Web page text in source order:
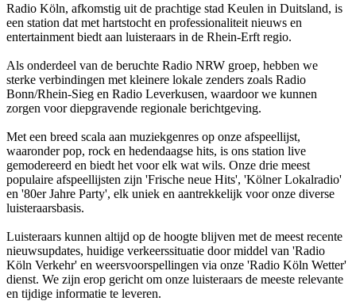
Radio Köln, afkomstig uit de prachtige stad Keulen in Duitsland, is
een station dat met hartstocht en professionaliteit nieuws en
entertainment biedt aan luisteraars in de Rhein-Erft regio.
Als onderdeel van de beruchte Radio NRW groep, hebben we
sterke verbindingen met kleinere lokale zenders zoals Radio
Bonn/Rhein-Sieg en Radio Leverkusen, waardoor we kunnen
zorgen voor diepgravende regionale berichtgeving.
Met een breed scala aan muziekgenres op onze afspeellijst,
waaronder pop, rock en hedendaagse hits, is ons station live
gemodereerd en biedt het voor elk wat wils. Onze drie meest
populaire afspeellijsten zijn 'Frische neue Hits', 'Kölner Lokalradio'
en '80er Jahre Party', elk uniek en aantrekkelijk voor onze diverse
luisteraarsbasis.
Luisteraars kunnen altijd op de hoogte blijven met de meest recente
nieuwsupdates, huidige verkeerssituatie door middel van 'Radio
Köln Verkehr' en weersvoorspellingen via onze 'Radio Köln Wetter'
dienst. We zijn erop gericht om onze luisteraars de meeste relevante
en tijdige informatie te leveren.